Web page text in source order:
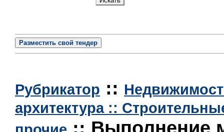
Разместить свой тендер
Рубрикатор ::
архитектура ::